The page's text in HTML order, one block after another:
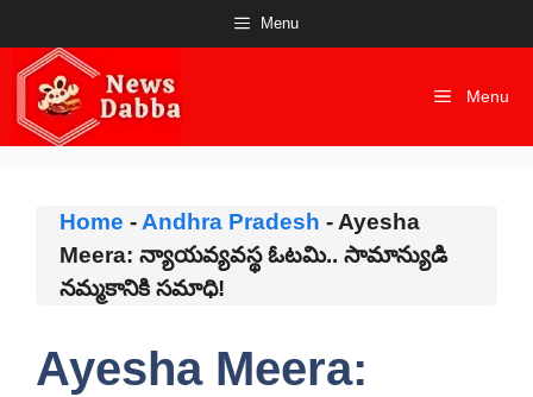
to
content
Menu
Menu
Home - Andhra Pradesh - Ayesha
Meera: న్యాయవ్యవస్థ ఓటమి.. సామాన్యుడి
నమ్మకానికి సమాధి!
Ayesha Meera: